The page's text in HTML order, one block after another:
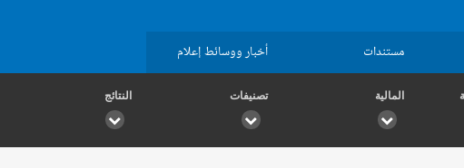
مستندات أخبار ووسائط إعلام
المالية تصنيفات النتائج